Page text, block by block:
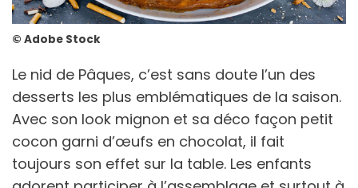
© Adobe Stock
Le nid de Pâques, c’est sans doute l’un des
desserts les plus emblématiques de la saison.
Avec son look mignon et sa déco façon petit
cocon garni d’œufs en chocolat, il fait
toujours son effet sur la table. Les enfants